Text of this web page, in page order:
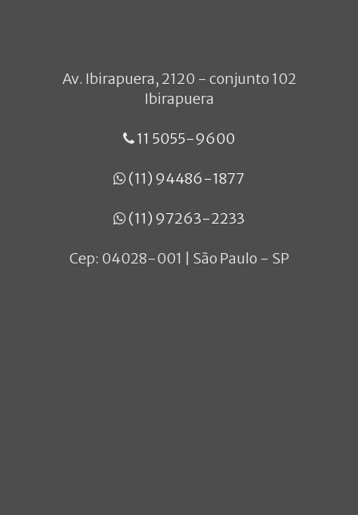
Av. Ibirapuera, 2120 - conjunto 102
Ibirapuera
11 5055-9600
(11) 94486-1877
(11) 97263-2233
Cep: 04028-001 | São Paulo - SP